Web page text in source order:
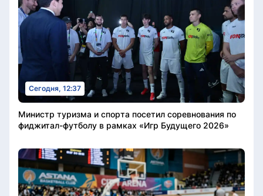
Сегодня, 12:37
Министр туризма и спорта посетил соревнования по
фиджитал-футболу в рамках «Игр Будущего 2026»